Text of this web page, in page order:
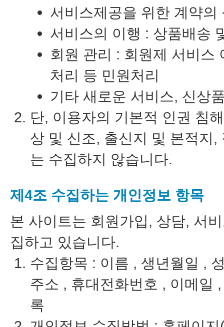
서비스제공을 위한 계약
서비스의 이행 : 상품배송
회원 관리 : 회원제 서비스
처리 등 민원처리
기타 새로운 서비스, 신상
단, 이용자의 기본적 인권 침
상 및 신조, 출신지 및 본적지
는 수집하지 않습니다.
제4조 수집하는 개인정보 항목
본 사이트는 회원가입, 상담, 서
집하고 있습니다.
수집항목 : 이름 , 생년월일 ,
주소 , 휴대전화번호 , 이메일
록